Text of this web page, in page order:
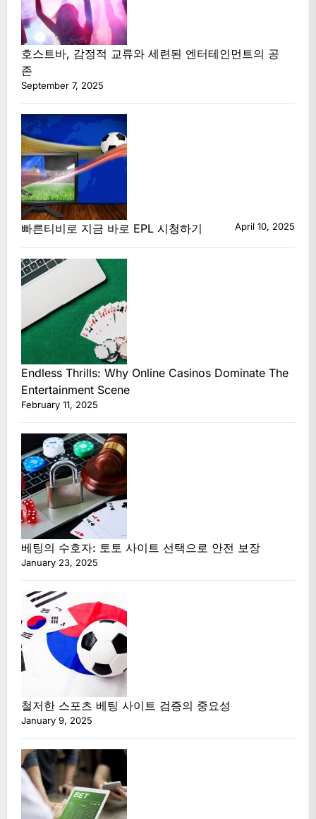
호스트바, 감정적 교류와 세련된 엔터테인먼트의 공
존
September 7, 2025
빠른티비로 지금 바로 EPL 시청하기 April 10, 2025
Endless Thrills: Why Online Casinos Dominate The
Entertainment Scene
February 11, 2025
베팅의 수호자: 토토 사이트 선택으로 안전 보장
January 23, 2025
철저한 스포츠 베팅 사이트 검증의 중요성
January 9, 2025